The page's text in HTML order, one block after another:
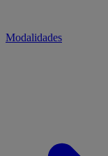
Modalidades